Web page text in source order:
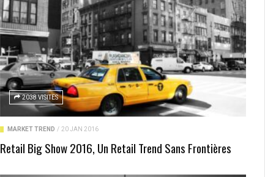
2038 VISITES
MARKET TREND / 20 JAN 2016
Retail Big Show 2016, Un Retail Trend Sans Frontières